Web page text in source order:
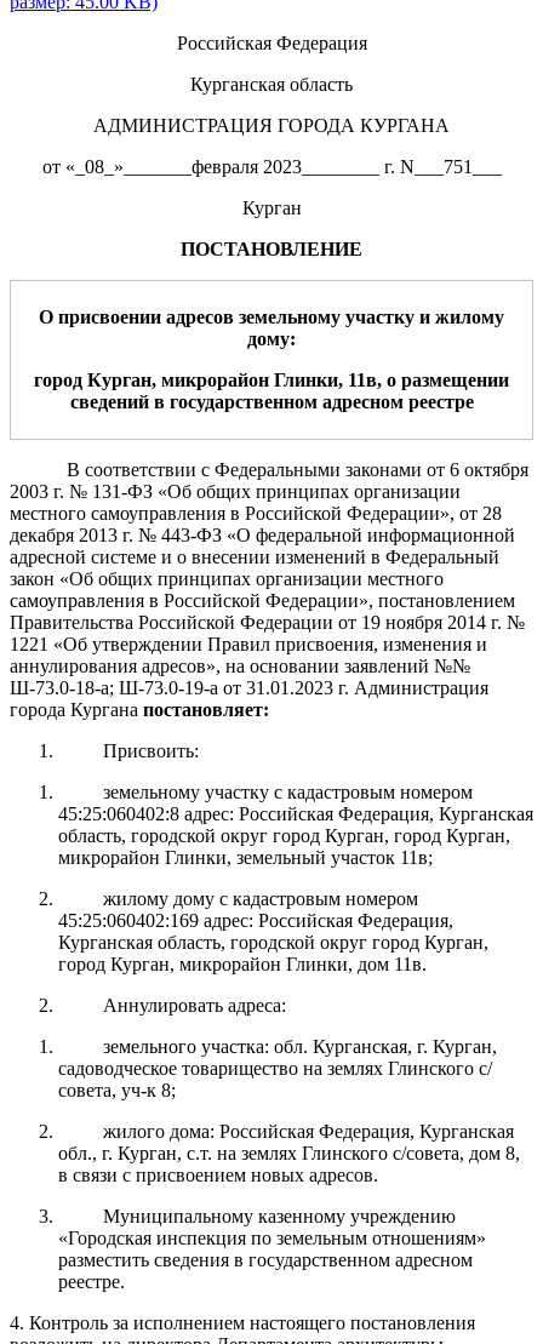
Российская Федерация
Курганская область
АДМИНИСТРАЦИЯ ГОРОДА КУРГАНА
от «_08_»_______февраля 2023________ г. N___751___
Курган
ПОСТАНОВЛЕНИЕ
О присвоении адресов земельному участку и жилому
дому:
город Курган, микрорайон Глинки, 11в, о размещении
сведенийв государственном адресном реестре
В соответствии с Федеральными законами от 6 октября
2003 г. № 131-ФЗ «Об общих принципах организации
местного самоуправления в Российской Федерации», от 28
декабря 2013 г. № 443-ФЗ «О федеральной информационной
адресной системе и о внесении изменений в Федеральный
закон «Об общих принципах организации местного
самоуправления в Российской Федерации», постановлением
Правительства Российской Федерации от 19 ноября 2014 г. №
1221 «Об утверждении Правил присвоения, изменения и
аннулирования адресов», на основании заявлений №№
Ш-73.0-18-а; Ш-73.0-19-а от 31.01.2023 г. Администрация
города Кургана постановляет:
Присвоить:
земельному участку с кадастровым номером
45:25:060402:8 адрес: Российская Федерация, Курганская
область, городской округ город Курган, город Курган,
микрорайон Глинки, земельный участок 11в;
жилому дому с кадастровым номером
45:25:060402:169 адрес: Российская Федерация,
Курганская область, городской округ город Курган,
город Курган, микрорайон Глинки, дом 11в.
Аннулировать адреса:
земельного участка: обл. Курганская, г. Курган,
садоводческое товарищество на землях Глинского с/
совета, уч-к 8;
жилого дома: Российская Федерация, Курганская
обл., г. Курган, с.т. на землях Глинского с/совета, дом 8,
в связи с присвоением новых адресов.
Муниципальному казенному учреждению
«Городская инспекция по земельным отношениям»
разместить сведения в государственном адресном
реестре.
4. Контроль за исполнением настоящего постановления